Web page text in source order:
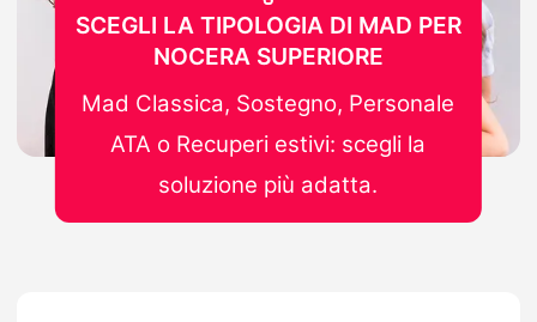
SCEGLI LA TIPOLOGIA DI MAD PER
NOCERA SUPERIORE
Mad Classica, Sostegno, Personale
ATA o Recuperi estivi: scegli la
soluzione più adatta.